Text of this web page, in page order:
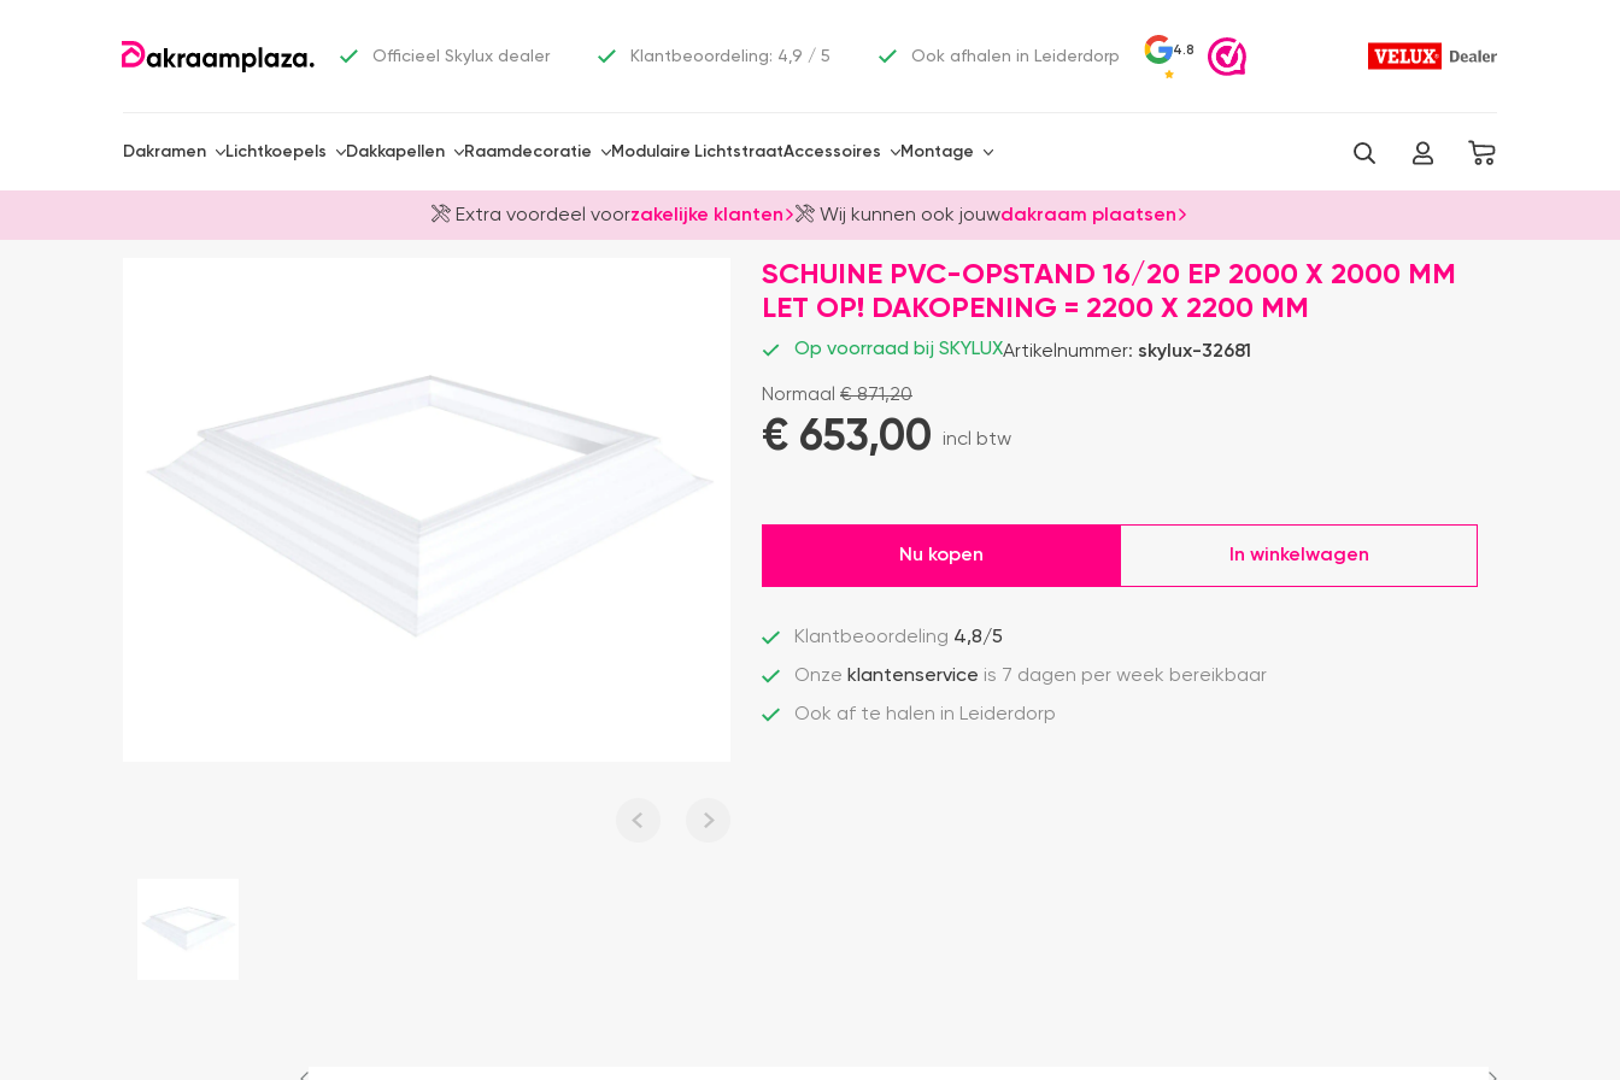
Officieel Skylux dealer Klantbeoordeling: 4,9 / 5 Ook afhalen in Leiderdorp 4.8
Dakramen Lichtkoepels Dakkapellen Raamdecoratie Modulaire LichtstraatAccessoires Montage
Extra voordeel voorzakelijke klanten Wij kunnen ook jouwdakraam plaatsen
SCHUINE PVC-OPSTAND 16/20 EP 2000 X 2000 MM
LET OP! DAKOPENING = 2200 X 2200 MM
Op voorraad bij SKYLUXArtikelnummer: skylux-32681
Normaal €871,20
€ 653,00 incl btw
Nu kopen In winkelwagen
Klantbeoordeling 4,8/5
Onze klantenservice is 7 dagen per week bereikbaar
Ook af te halen in Leiderdorp